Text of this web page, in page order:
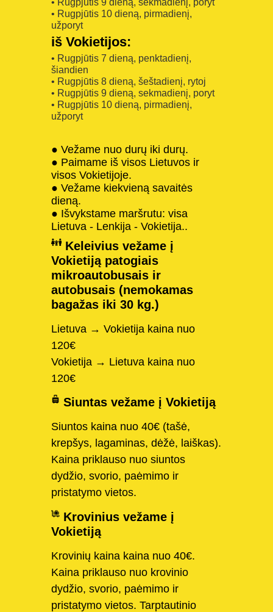
• Rugpjūtis 10 dieną, pirmadienį,
užporyt
iš Vokietijos:
• Rugpjūtis 7 dieną, penktadienį,
šiandien
• Rugpjūtis 8 dieną, šeštadienį, rytoj
• Rugpjūtis 9 dieną, sekmadienį, poryt
• Rugpjūtis 10 dieną, pirmadienį,
užporyt
● Vežame nuo durų iki durų.
● Paimame iš visos Lietuvos ir
visos Vokietijoje.
● Vežame kiekvieną savaitės
dieną.
● Išvykstame maršrutu: visa
Lietuva - Lenkija - Vokietija..
Keleivius vežame į
Vokietiją patogiais
mikroautobusais ir
autobusais (nemokamas
bagažas iki 30 kg.)
Lietuva → Vokietija kaina nuo
120€
Vokietija → Lietuva kaina nuo
120€
Siuntas vežame į Vokietiją
Siuntos kaina nuo 40€ (tašė,
krepšys, lagaminas, dėžė, laiškas).
Kaina priklauso nuo siuntos
dydžio, svorio, paėmimo ir
pristatymo vietos.
Krovinius vežame į
Vokietiją
Krovinių kaina kaina nuo 40€.
Kaina priklauso nuo krovinio
dydžio, svorio, paėmimo ir
pristatymo vietos. Tarptautinio